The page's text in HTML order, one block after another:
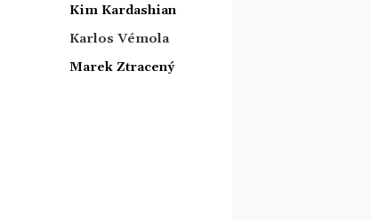
Kim Kardashian
Karlos Vémola
Marek Ztracený